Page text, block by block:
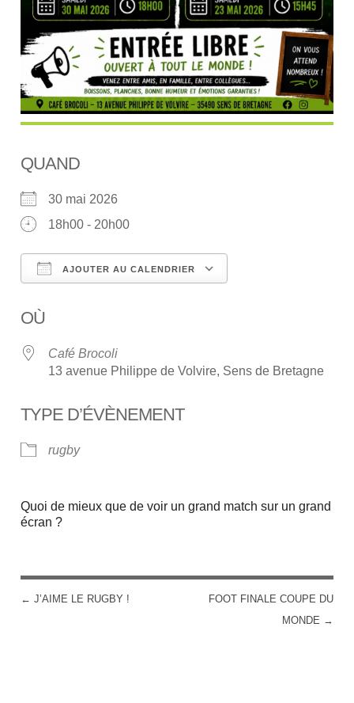
QUAND
30 mai 2026
18h00 - 20h00
AJOUTER AU CALENDRIER
OÙ
Café Brocoli
13 avenue Philippe de Volvire, Sens de Bretagne
TYPE D’ÉVÈNEMENT
rugby
Quoi de mieux que de voir un grand match sur un grand
écran ?
POST NAVIGATION
← J’AIME LE RUGBY !
FOOT FINALE COUPE DU
MONDE →